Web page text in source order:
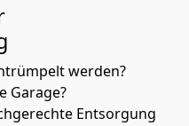
werden?
Garage?
Entsorgung